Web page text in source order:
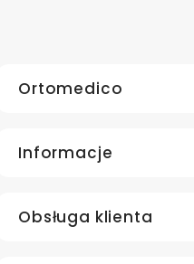
Ortomedico
Informacje
Obsługa klienta